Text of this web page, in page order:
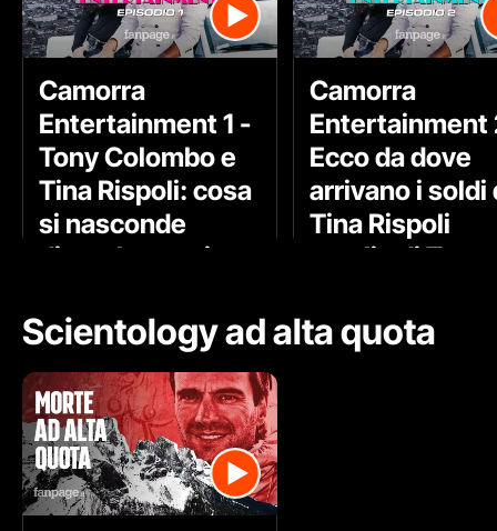
Camorra
Entertainment 1 -
Tony Colombo e
Tina Rispoli: cosa
si nasconde
dietro la coppia
Camorra
Entertainment
Ecco da dove
arrivano i soldi
Tina Rispoli
moglie di Tony
Scientology ad alta quota